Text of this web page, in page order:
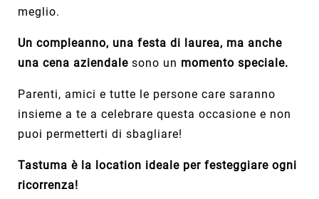
meglio.
Un compleanno, una festa di laurea, ma anche
una cena aziendale sono un momento speciale.
Parenti, amici e tutte le persone care saranno
insieme a te a celebrare questa occasione e non
puoi permetterti di sbagliare!
Tastuma è la location ideale per festeggiare ogni
ricorrenza!